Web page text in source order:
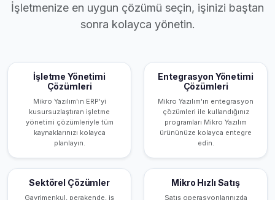
İşletmenize en uygun çözümü seçin, işinizi baştan
sonra kolayca yönetin.
İşletme Yönetimi
Çözümleri
Mikro Yazılım'ın ERP'yi
kusursuzlaştıran işletme
yönetimi çözümleriyle tüm
kaynaklarınızı kolayca
planlayın.
Entegrasyon Yönetimi
Çözümleri
Mikro Yazılım'ın entegrasyon
çözümleri ile kullandığınız
programları Mikro Yazılım
ürününüze kolayca entegre
edin.
Sektörel Çözümler
Gayrimenkul, perakende, iş
Mikro Hızlı Satış
Satış operasyonlarınızda